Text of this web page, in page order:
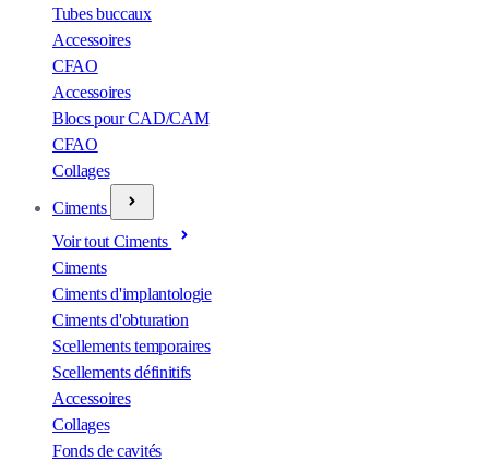
Tubes buccaux
Accessoires
CFAO
Accessoires
Blocs pour CAD/CAM
CFAO
Collages
Ciments
Voir tout Ciments
Ciments
Ciments d'implantologie
Ciments d'obturation
Scellements temporaires
Scellements définitifs
Accessoires
Collages
Fonds de cavités